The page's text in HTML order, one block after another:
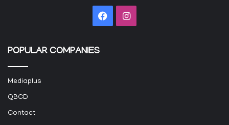
FacebookInstagram
POPULAR COMPANIES
Mediaplus
QBCD
Contact